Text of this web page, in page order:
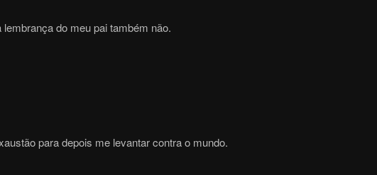
do meu pai também não.
para depois me levantar contra o mundo.